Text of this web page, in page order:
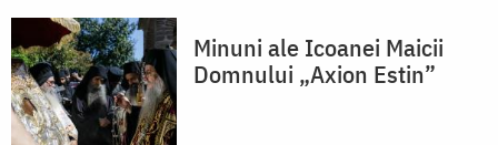
Minuni ale Icoanei Maicii
Domnului „Axion Estin”